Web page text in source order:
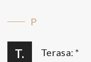
P
T. Terasa: *